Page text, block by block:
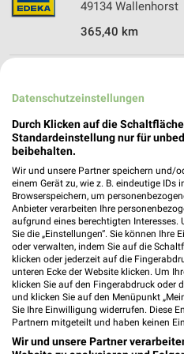
49134 Wallenhorst
365,40 km
EDEKA Angebote
Osnabrück,
364,02 km
Supermärkte Angebote
Umgebung
6 Prospekte
K+K
Datenschutzeinstellungen
Durch Klicken auf die
Standardeinstellung nur für
beibehalten.
Wir und unsere Partner speichern und/
einem Gerät zu, wie z. B. eindeutige IDs
Browserspeichern, um
Anbieter verarbeiten Ihre
aufgrund eines berechtigten Interesses.
Sie die „Einstellungen“. Sie können Ihre
oder verwalten, indem Sie auf die
klicken oder jederzeit auf die
unteren Ecke der Website klicken. Um
klicken Sie auf den Fingerabdruck oder
und klicken Sie auf den Menüpunkt
Sie Ihre Einwilligung widerrufen. Diese
Partnern mitgeteilt und haben keinen
Wir und unsere Partner